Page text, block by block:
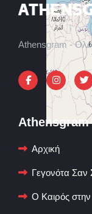
Athensgram -
Athensgram
Αρχική
Γεγονότα Σαν
Ο Καιρός